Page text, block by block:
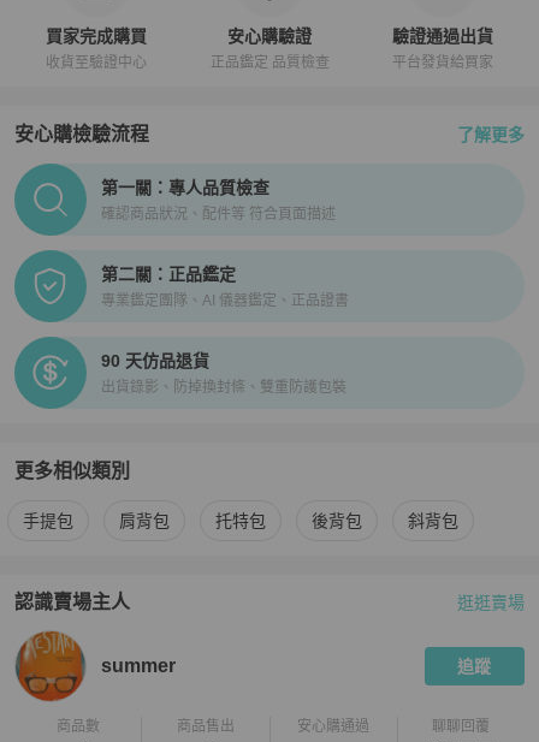
買家完成購買
收貨至驗證中心
安心購驗證
正品鑑定 品質檢查
驗證通過出貨
平台發貨給買家
安心購檢驗流程 了解更多
PopChill拍拍圈正品驗證、安心購檢驗流程介紹
第一關：專人品質檢查
確認商品狀況、配件等 符合頁面描述
第二關：正品鑑定
專業鑑定團隊、AI 儀器鑑定、正品證書
90 天仿品退貨
出貨錄影、防掉換封條、雙重防護包裝
更多相似類別
更多Chanel 女包相似商品推薦
手提包 肩背包 托特包 後背包 斜背包
認識賣場主人
PopChill 拍拍圈嚴選賣家
逛逛賣場
summer 追蹤
商品數 商品售出 安心購通過 聊聊回覆